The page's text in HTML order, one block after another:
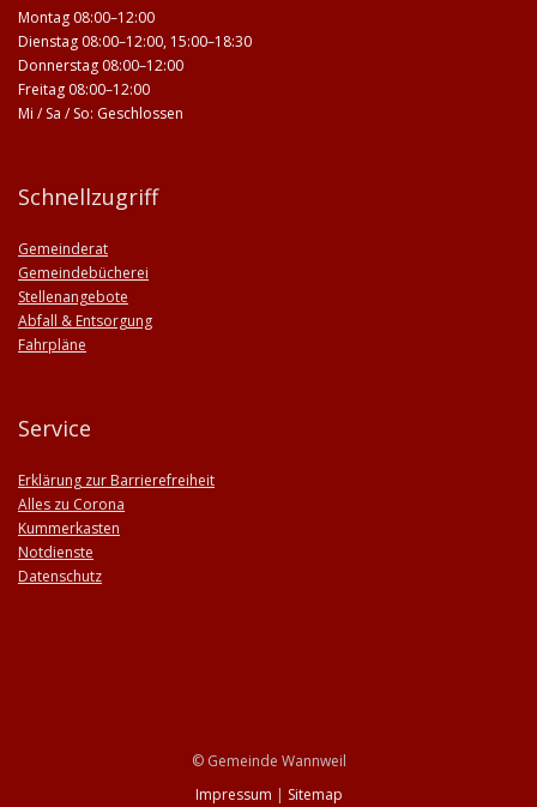
Montag 08:00–12:00
Dienstag 08:00–12:00, 15:00–18:30
Donnerstag 08:00–12:00
Freitag 08:00–12:00
Mi / Sa / So: Geschlossen
Schnellzugriff
Gemeinderat
Gemeindebücherei
Stellenangebote
Abfall & Entsorgung
Fahrpläne
Service
Erklärung zur Barrierefreiheit
Alles zu Corona
Kummerkasten
Notdienste
Datenschutz
© Gemeinde Wannweil
Impressum | Sitemap